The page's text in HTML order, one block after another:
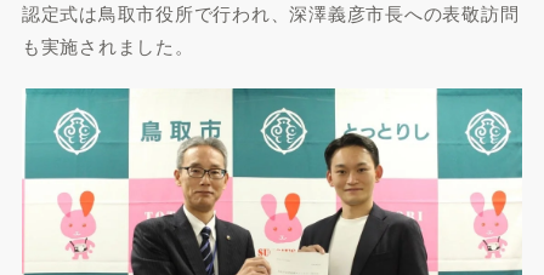
認定式は鳥取市役所で行われ、深澤義彦市長への表敬訪問
も実施されました。